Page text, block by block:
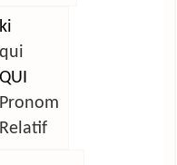
ki
qui
QUI
Pronom
Relatif